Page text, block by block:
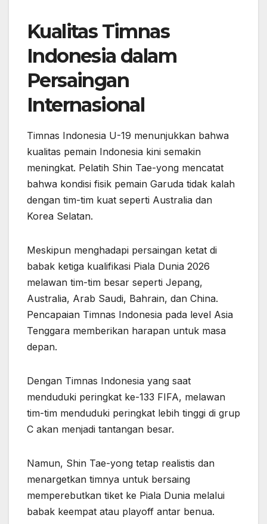
Kualitas Timnas
Indonesia dalam
Persaingan
Internasional
Timnas Indonesia U-19 menunjukkan bahwa
kualitas pemain Indonesia kini semakin
meningkat. Pelatih Shin Tae-yong mencatat
bahwa kondisi fisik pemain Garuda tidak kalah
dengan tim-tim kuat seperti Australia dan
Korea Selatan.
Meskipun menghadapi persaingan ketat di
babak ketiga kualifikasi Piala Dunia 2026
melawan tim-tim besar seperti Jepang,
Australia, Arab Saudi, Bahrain, dan China.
Pencapaian Timnas Indonesia pada level Asia
Tenggara memberikan harapan untuk masa
depan.
Dengan Timnas Indonesia yang saat
menduduki peringkat ke-133 FIFA, melawan
tim-tim menduduki peringkat lebih tinggi di grup
C akan menjadi tantangan besar.
Namun, Shin Tae-yong tetap realistis dan
menargetkan timnya untuk bersaing
memperebutkan tiket ke Piala Dunia melalui
babak keempat atau playoff antar benua.